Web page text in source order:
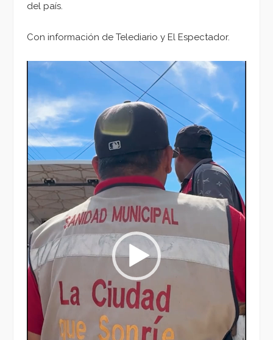
del país.
Con información de Telediario y El Espectador.
Reproductor
vídeo